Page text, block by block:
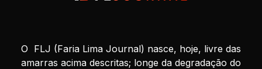
O FLJ (Faria Lima Journal) nasce, hoje, livre das
amarras acima descritas; longe da degradação do